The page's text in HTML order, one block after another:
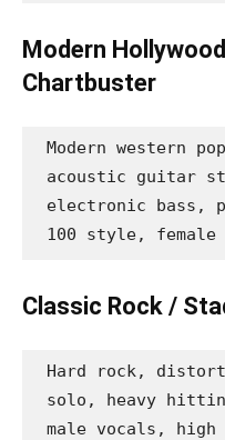
Modern
Chartbuster
Modern western
acoustic guitar
electronic bass,
100 style, female
Classic Rock /
Hard rock,
solo, heavy
male vocals,